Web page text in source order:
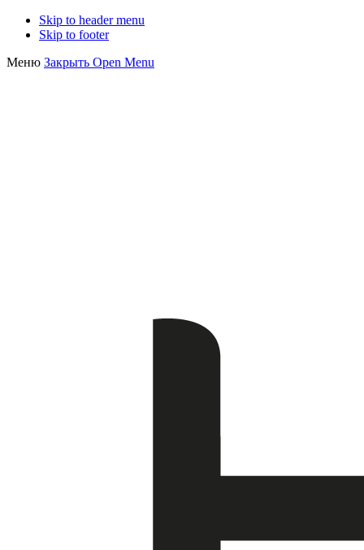
Skip to header menu
Skip to footer
Меню Закрыть Open Menu